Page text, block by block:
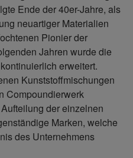
Ende der 40er-Jahre, als
neuartiger Materialien
Pionier der
Jahren wurde die
erweitert.
Kunststoffmischungen
Compoundierwerk
der einzelnen
Marken, welche
des Unternehmens